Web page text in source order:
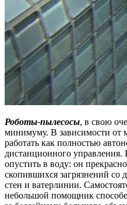
Роботы-пылесосы, в свою
минимуму. В зависимости от
работать как полностью
дистанционного
опустить в воду: он
скопившихся загрязнений со
стен и ватерлинии.
небольшой помощник